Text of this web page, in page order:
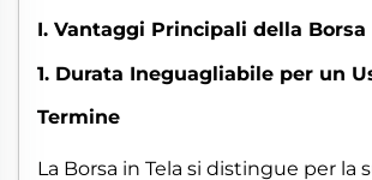
I. Vantaggi Principali della Borsa
1. Durata Ineguagliabile per un
Termine
La Borsa in Tela si distingue per la